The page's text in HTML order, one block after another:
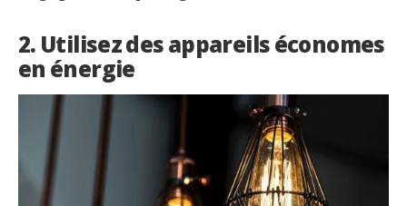
2. Utilisez des appareils économes
en énergie